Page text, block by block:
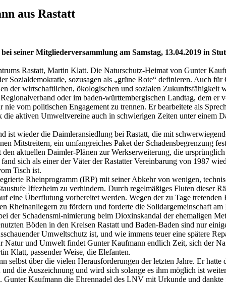
aus Rastatt
seiner Mitgliederversammlung am Samstag, 13.04.2019 in
Rastatt, Martin Klatt. Die Naturschutz-Heimat von Gunter
Sozialdemokratie, sozusagen als „grüne Rote“ definieren. Auch
der wirtschaftlichen, ökologischen und sozialen
oder im baden-württembergischen Landtag, dem er
vom politischen Engagement zu trennen. Er bearbeitete als
aktiven Umweltvereine auch in schwierigen Zeiten unter einem
ist wieder die Daimleransiedlung bei Rastatt, die mit
Mitstreitern, ein umfangreiches Paket der Schadensbegrenzung
aktuellen Daimler-Plänen zur Werkserweiterung, die
sich als einer der Väter der Rastatter Vereinbarung von 1987
Tisch ist.
Rheinprogramm (IRP) mit seiner Abkehr von wenigen,
Iffezheim zu verhindern. Durch regelmäßiges Fluten dieser
eine Überflutung vorbereitet werden. Wegen der zu Tage
Rheinanliegern zu fördern und forderte die Solidargemeinschaft am
der Schadensmi-nimierung beim Dioxinskandal der ehemaligen
Böden in den Kreisen Rastatt und Baden-Baden sind nur
Umweltschutz ist, und wie immens teuer eine spätere
und Umwelt findet Gunter Kaufmann endlich Zeit, sich der
Klatt, passender Weise, die Elefanten.
selbst über die vielen Herausforderungen der letzten Jahre. Er
die Auszeichnung und wird sich solange es ihm möglich ist
Kaufmann die Ehrennadel des LNV mit Urkunde und